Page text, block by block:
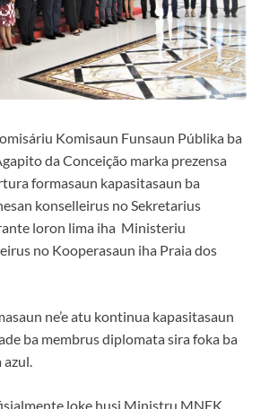
Komisaun Funsaun Públika ba
da Conceição marka prezensa
formasaun kapasitasaun ba
konselleirus no Sekretarius
loron lima iha Ministeriu
no Kooperasaun iha Praia dos
ne’e atu kontinua kapasitasaun
ba membrus diplomata sira foka ba
azul.
loke husi Ministru MNEK,